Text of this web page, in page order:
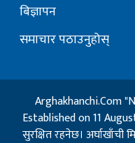
बिज्ञापन
समाचार पठाउनुहोस्
Arghakhanchi.Com
Established on 11
सुरक्षित रहनेछ। अर्घाखाँची